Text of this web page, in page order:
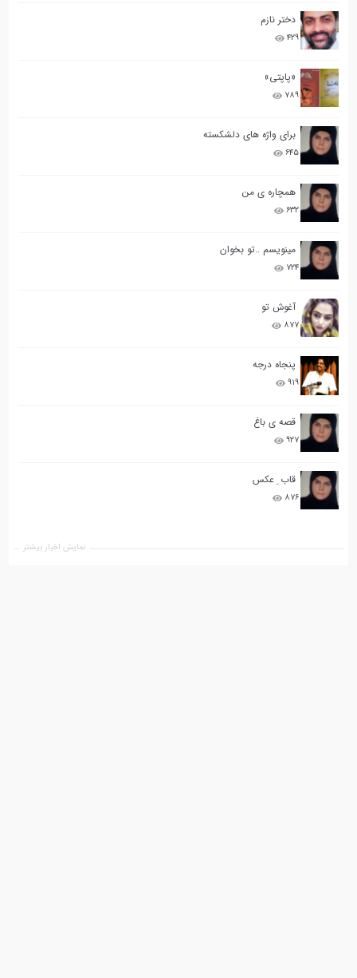
دختر نازم
۴۲۹
«پاپتی»
۷۸۹
برای واژه های دلشکسته
۶۴۵
همچاره ی من
۶۳۲
مینویسم ..تو بخوان
۷۲۴
آغوش تو
۸۷۷
پنجاه درجه
۹۱۹
قصه ی باغ
۹۲۷
قاب ِ عکس
۸۷۶
نمایش اخبار بیشتر